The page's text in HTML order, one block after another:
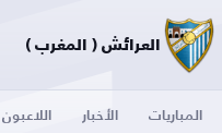
العرائش ( المغرب )
المباريات الأخبار اللاعبون